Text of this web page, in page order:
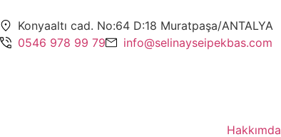
Konyaaltı cad. No:64 D:18 Muratpaşa/ANTALYA
0546 978 99 79
info@selinayseipekbas.com
Hakkımda